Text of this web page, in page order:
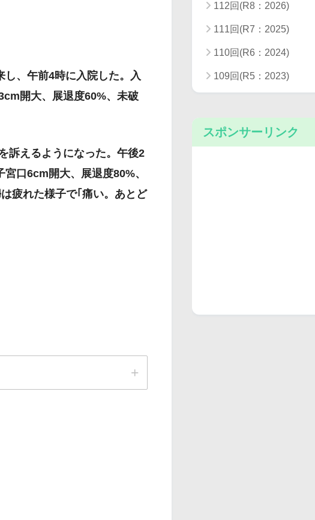
、午前4時に入院した。入
開大、展退度60%、未破
訴えるようになった。午後2
口6cm開大、展退度80%、
疲れた様子で｢痛い。あとど
112回(R8：2026)
111回(R7：2025)
110回(R6：2024)
109回(R5：2023)
スポンサーリンク